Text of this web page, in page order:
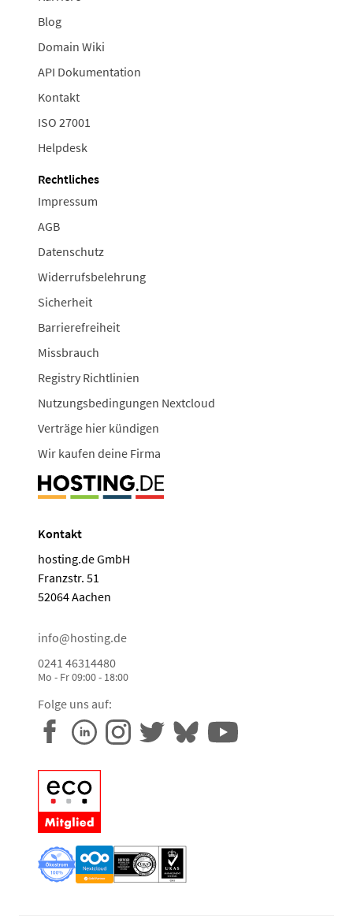
Blog
Domain Wiki
API Dokumentation
Kontakt
ISO 27001
Helpdesk
Rechtliches
Impressum
AGB
Datenschutz
Widerrufsbelehrung
Sicherheit
Barrierefreiheit
Missbrauch
Registry Richtlinien
Nutzungsbedingungen Nextcloud
Verträge hier kündigen
Wir kaufen deine Firma
Kontakt
hosting.de GmbH
Franzstr. 51
52064 Aachen
info@hosting.de
0241 46314480
Mo - Fr 09:00 - 18:00
Folge uns auf: